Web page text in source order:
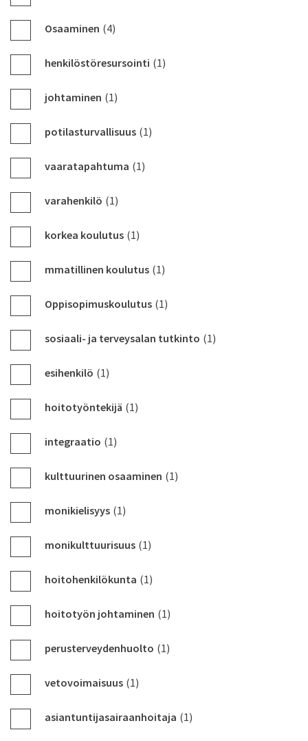
Osaaminen (4)
henkilöstöresursointi (1)
johtaminen (1)
potilasturvallisuus (1)
vaaratapahtuma (1)
varahenkilö (1)
korkea koulutus (1)
mmatillinen koulutus (1)
Oppisopimuskoulutus (1)
sosiaali- ja terveysalan tutkinto (1)
esihenkilö (1)
hoitotyöntekijä (1)
integraatio (1)
kulttuurinen osaaminen (1)
monikielisyys (1)
monikulttuurisuus (1)
hoitohenkilökunta (1)
hoitotyön johtaminen (1)
perusterveydenhuolto (1)
vetovoimaisuus (1)
asiantuntijasairaanhoitaja (1)